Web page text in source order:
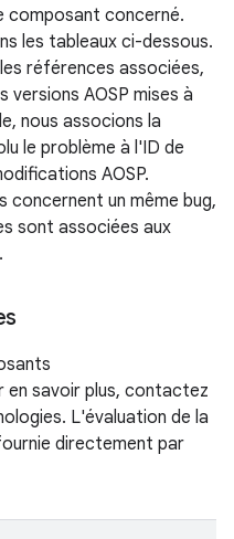
composant concerné.
les tableaux ci-dessous.
références associées,
versions AOSP mises à
nous associons la
le problème à l'ID de
AOSP.
concernent un même bug,
sont associées aux
en savoir plus, contactez
L'évaluation de la
directement par